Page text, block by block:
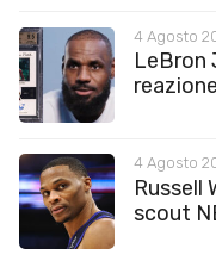
4 Agosto
LeBron
4 Agosto
Russell
scout